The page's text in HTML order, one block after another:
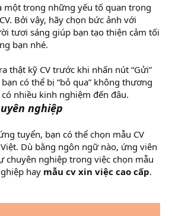
một trong những yếu tố quan trọng
Bởi vậy, hãy chọn bức ảnh với
tươi sáng giúp bạn tạo thiện cảm tối
bạn nhé.
thật kỹ CV trước khi nhấn nút “Gửi”
có thể bị “bỏ qua” không thương
nhiều kinh nghiệm đến đâu.
nghiệp
tuyển, bạn có thể chọn mẫu CV
Dù bằng ngôn ngữ nào, ứng viên
chuyên nghiệp trong việc chọn mẫu
hay mẫu cv xin việc cao cấp.